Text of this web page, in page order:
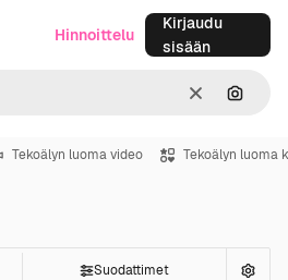
SelkeäHae
Hinnoittelu
Kirjaudu
sisään
Tekoälyn luoma video Tekoälyn luoma
Suodattimet